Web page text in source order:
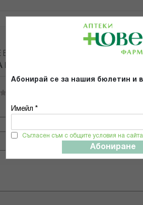
Абонирай се за нашия бюлетин и
Имейл *
Съгласен съм с общите условия на сайта
Абониране
ВАШЕТО МНЕНИЕ ЗА:
MILLEFOLIUM 5CH